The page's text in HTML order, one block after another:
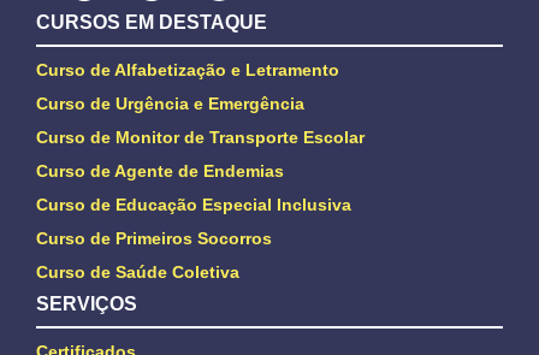
CURSOS EM DESTAQUE
Curso de Alfabetização e Letramento
Curso de Urgência e Emergência
Curso de Monitor de Transporte Escolar
Curso de Agente de Endemias
Curso de Educação Especial Inclusiva
Curso de Primeiros Socorros
Curso de Saúde Coletiva
SERVIÇOS